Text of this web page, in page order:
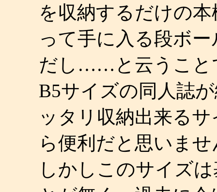
を収納するだけの
って手に入る段ボ
だし……と云うこと
B5サイズの同人誌
ッタリ収納出来る
ら便利だと思いま
しかしこのサイズ